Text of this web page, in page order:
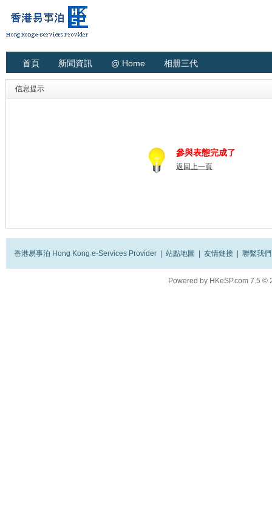
首頁 新聞資訊 @ Home 相册三代
信息提示
參與表態完成了
返回上一頁
香港易事泊 Hong Kong e-Services Provider 站點地圖 友情鏈接 聯繫我們
Powered by HKeSP.com 7.5 ©